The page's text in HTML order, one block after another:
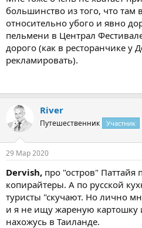
большинство из того, что там
относительно убого и явно
пельмени в Централ
дорого (как в ресторанчике у
рекламировать).
River
Путешественник Участник
29 Мар 2020
Dervish, про "остров"
копирайтеры. А по русской
туристы "скучают. Но лично
и я не ищу жареную картошку
нахожусь в Таиланде.